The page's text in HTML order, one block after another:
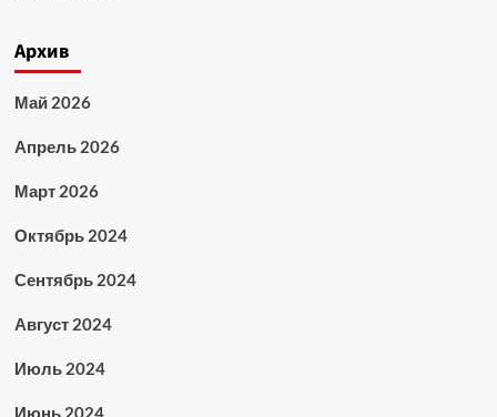
Архив
Май 2026
Апрель 2026
Март 2026
Октябрь 2024
Сентябрь 2024
Август 2024
Июль 2024
Июнь 2024